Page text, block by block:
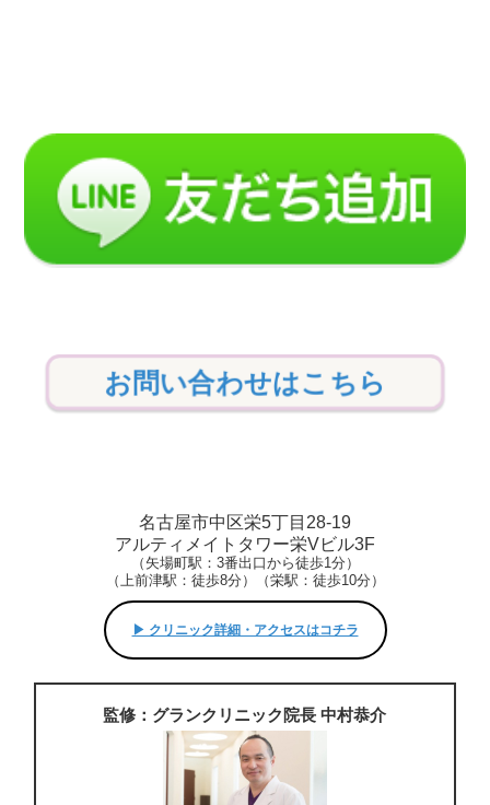
お問い合わせはこちら
名古屋市中区栄5丁目28-19
アルティメイトタワー栄Vビル3F
（矢場町駅：3番出口から徒歩1分）
（上前津駅：徒歩8分）（栄駅：徒歩10分）
▶︎ クリニック詳細・アクセスはコチラ
監修：グランクリニック院長 中村恭介